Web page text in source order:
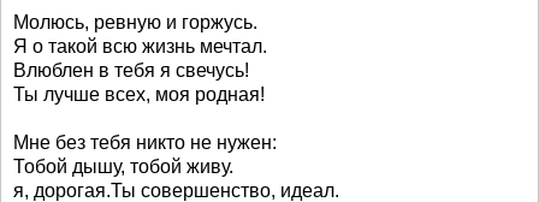
Молюсь, ревную и горжусь.
Я о такой всю жизнь мечтал.
Влюблен в тебя я свечусь!
Ты лучше всех, моя родная!
Мне без тебя никто не нужен:
Тобой дышу, тобой живу.
я, дорогая.Ты совершенство, идеал.